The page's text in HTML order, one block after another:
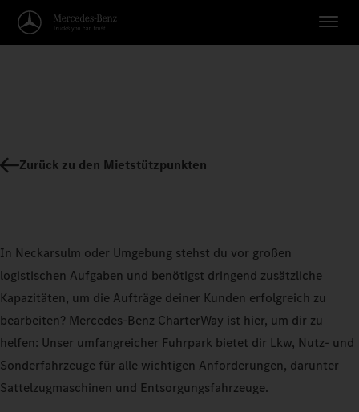
Zurück zu den Mietstützpunkten
In Neckarsulm oder Umgebung stehst du vor großen
logistischen Aufgaben und benötigst dringend zusätzliche
Kapazitäten, um die Aufträge deiner Kunden erfolgreich zu
bearbeiten? Mercedes-Benz CharterWay ist hier, um dir zu
helfen: Unser umfangreicher Fuhrpark bietet dir Lkw, Nutz- und
Sonderfahrzeuge für alle wichtigen Anforderungen, darunter
Sattelzugmaschinen und Entsorgungsfahrzeuge.